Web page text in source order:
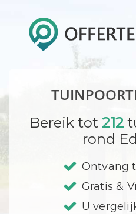
Bereik tot 212
rond
Ontvang
Gratis &
U